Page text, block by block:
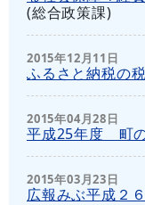
(総合政策課)
2015年12月11日
ふるさと納税の
2015年04月28日
平成25年度 町
2015年03月23日
広報みぶ平成２